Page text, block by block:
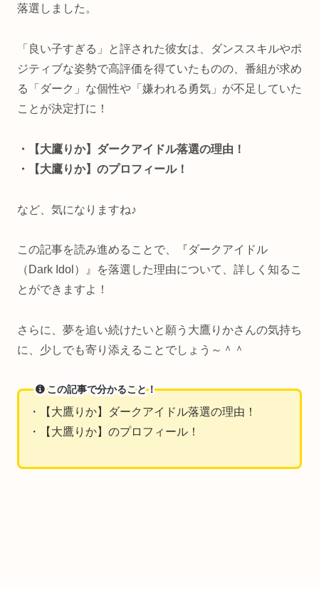
落選しました。
「良い子すぎる」と評された彼女は、ダンススキルやポ
ジティブな姿勢で高評価を得ていたものの、番組が求め
る「ダーク」な個性や「嫌われる勇気」が不足していた
ことが決定打に！
・【大鷹りか】ダークアイドル落選の理由！
・【大鷹りか】のプロフィール！
など、気になりますね♪
この記事を読み進めることで、『ダークアイドル
（Dark Idol）』を落選した理由について、詳しく知るこ
とができますよ！
さらに、夢を追い続けたいと願う大鷹りかさんの気持ち
に、少しでも寄り添えることでしょう～＾＾
この記事で分かること！
・【大鷹りか】ダークアイドル落選の理由！
・【大鷹りか】のプロフィール！